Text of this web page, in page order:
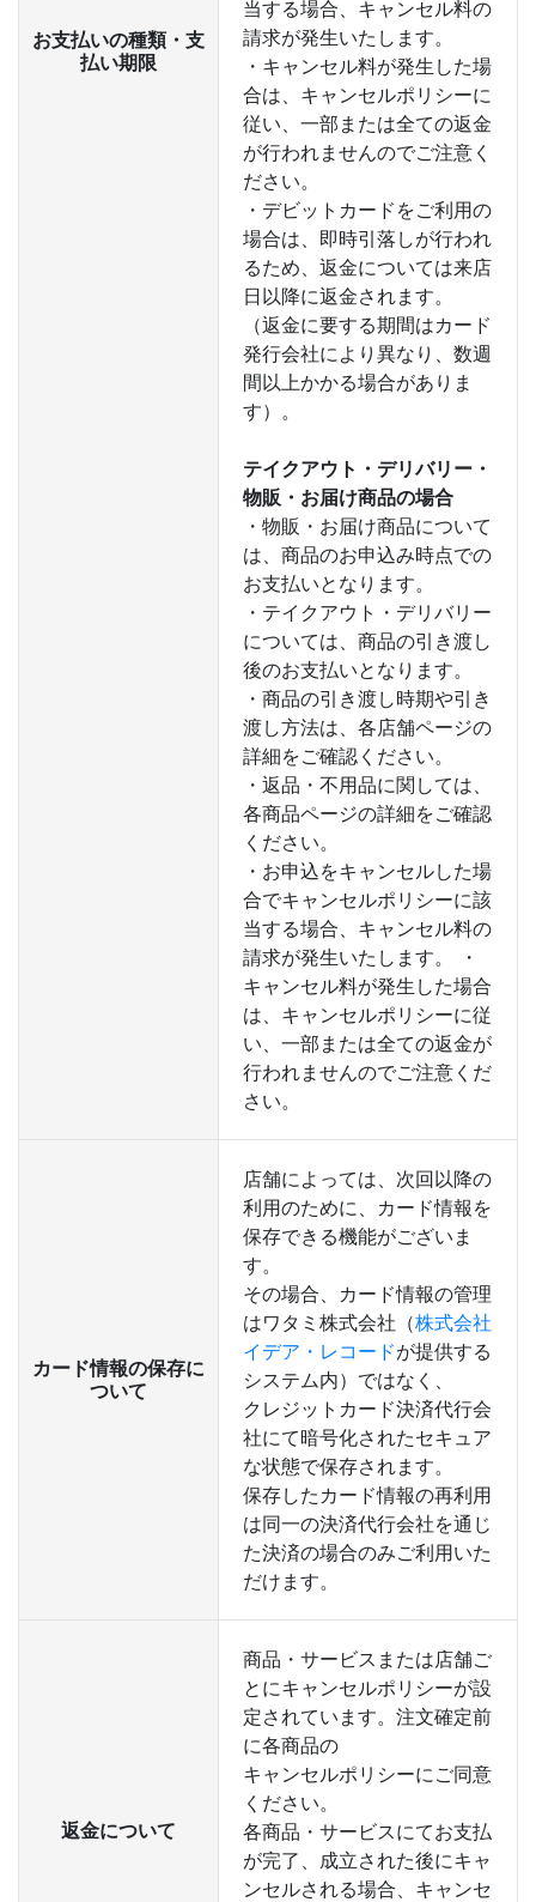
お支払いの種類・支
払い期限
当する場合、キャンセル料の
請求が発生いたします。
・キャンセル料が発生した場
合は、キャンセルポリシーに
従い、一部または全ての返金
が行われませんのでご注意く
ださい。
・デビットカードをご利用の
場合は、即時引落しが行われ
るため、返金については来店
日以降に返金されます。
（返金に要する期間はカード
発行会社により異なり、数週
間以上かかる場合がありま
す）。
テイクアウト・デリバリー・
物販・お届け商品の場合
・物販・お届け商品について
は、商品のお申込み時点での
お支払いとなります。
・テイクアウト・デリバリー
については、商品の引き渡し
後のお支払いとなります。
・商品の引き渡し時期や引き
渡し方法は、各店舗ページの
詳細をご確認ください。
・返品・不用品に関しては、
各商品ページの詳細をご確認
ください。
・お申込をキャンセルした場
合でキャンセルポリシーに該
当する場合、キャンセル料の
請求が発生いたします。 ・
キャンセル料が発生した場合
は、キャンセルポリシーに従
い、一部または全ての返金が
行われませんのでご注意くだ
さい。
カード情報の保存に
ついて
店舗によっては、次回以降の
利用のために、カード情報を
保存できる機能がございま
す。
その場合、カード情報の管理
はワタミ株式会社（株式会社
イデア・レコードが提供する
システム内）ではなく、
クレジットカード決済代行会
社にて暗号化されたセキュア
な状態で保存されます。
保存したカード情報の再利用
は同一の決済代行会社を通じ
た決済の場合のみご利用いた
だけます。
返金について
商品・サービスまたは店舗ご
とにキャンセルポリシーが設
定されています。注文確定前
に各商品の
キャンセルポリシーにご同意
ください。
各商品・サービスにてお支払
が完了、成立された後にキャ
ンセルされる場合、キャンセ